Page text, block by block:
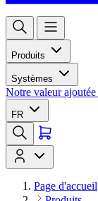
Produits
Systèmes
Notre valeur ajoutée
FR
Page d'accueil